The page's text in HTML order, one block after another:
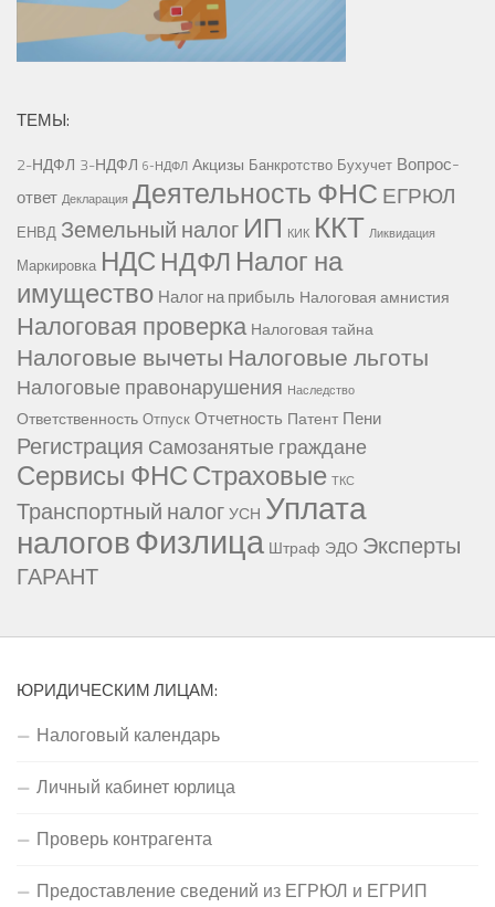
ТЕМЫ:
2-НДФЛ 3-НДФЛ 6-НДФЛ Акцизы Банкротство Бухучет Вопрос-
ответ Декларация Деятельность ФНС ЕГРЮЛ
ЕНВД Земельный налог ИП КИК ККТ Ликвидация
Маркировка НДС НДФЛ Налог на
имущество Налог на прибыль Налоговая амнистия
Налоговая проверка Налоговая тайна
Налоговые вычетыНалоговые льготы
Налоговые правонарушения Наследство
Ответственность Отпуск Отчетность Патент Пени
Регистрация Самозанятые граждане
Сервисы ФНССтраховые ТКС
Транспортный налогУСН Уплата
налоговФизлица Штраф ЭДО Эксперты
ГАРАНТ
ЮРИДИЧЕСКИМ ЛИЦАМ:
Налоговый календарь
Личный кабинет юрлица
Проверь контрагента
Предоставление сведений из ЕГРЮЛ и ЕГРИП